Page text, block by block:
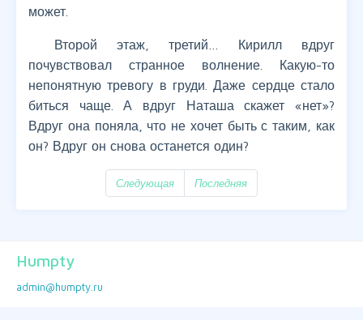
может.
Второй этаж, третий… Кирилл вдруг
почувствовал странное волнение. Какую-то
непонятную тревогу в груди. Даже сердце стало
биться чаще. А вдруг Наташа скажет «нет»?
Вдруг она поняла, что не хочет быть с таким, как
он? Вдруг он снова останется один?
Следующая Последняя
Humpty
admin@humpty.ru